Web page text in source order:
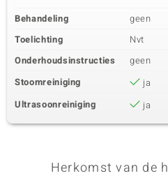
Behandeling
geen
Toelichting
Nvt
Onderhoudsinstructies
geen
Stoomreiniging
ja
Ultrasoonreiniging
ja
Herkomst van de